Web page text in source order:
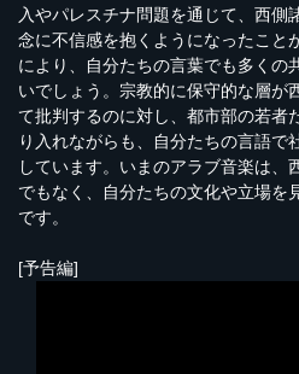
入やパレスチナ問題を通じて、西側
念に不信感を抱くようになったこと
により、自分たちの言葉でも多くの
いでしょう。宗教的に保守的な層が
て批判するのに対し、都市部の若者
り入れながらも、自分たちの言語で
しています。いまのアラブ音楽は、
でもなく、自分たちの文化や立場を
です。
[予告編]